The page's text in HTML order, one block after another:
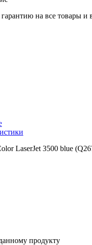
на все товары и
LaserJet 3500 blue
продукту